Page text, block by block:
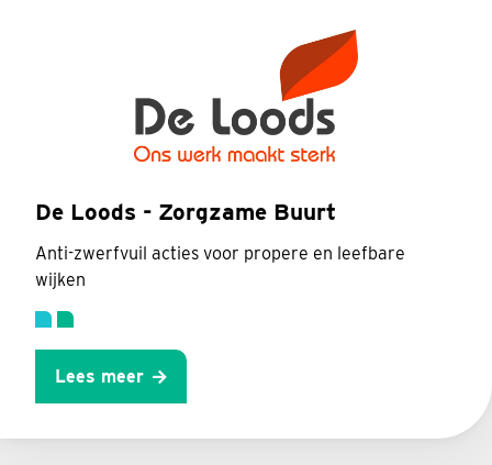
De Loods - Zorgzame Buurt
Anti-zwerfvuil acties voor propere en leefbare
wijken
Lees meer